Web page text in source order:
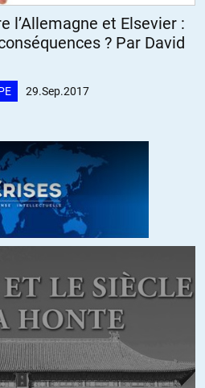
l’Allemagne et Elsevier :
? Par David
29.Sep.2017